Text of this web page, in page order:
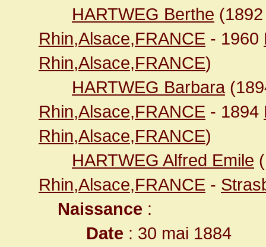
HARTWEG Berthe
Rhin,Alsace,FRANCE - 1960
Rhin,Alsace,FRANCE)
HARTWEG Barbara
Rhin,Alsace,FRANCE - 1894
Rhin,Alsace,FRANCE)
HARTWEG Alfred Emile
Rhin,Alsace,FRANCE -
Naissance :
Date : 30 mai 1884